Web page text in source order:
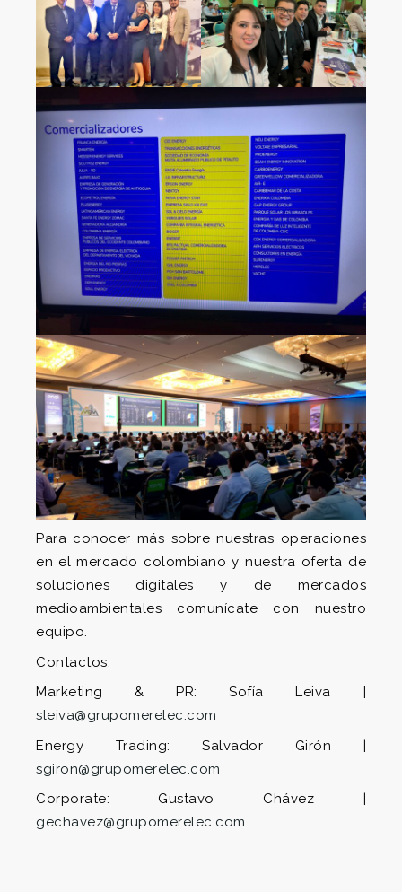
Para conocer más sobre nuestras operaciones
en el mercado colombiano y nuestra oferta de
soluciones digitales y de mercados
medioambientales comunícate con nuestro
equipo.
Contactos:
Marketing & PR: Sofía Leiva |
sleiva@grupomerelec.com
Energy Trading: Salvador Girón |
sgiron@grupomerelec.com
Corporate: Gustavo Chávez |
gechavez@grupomerelec.com